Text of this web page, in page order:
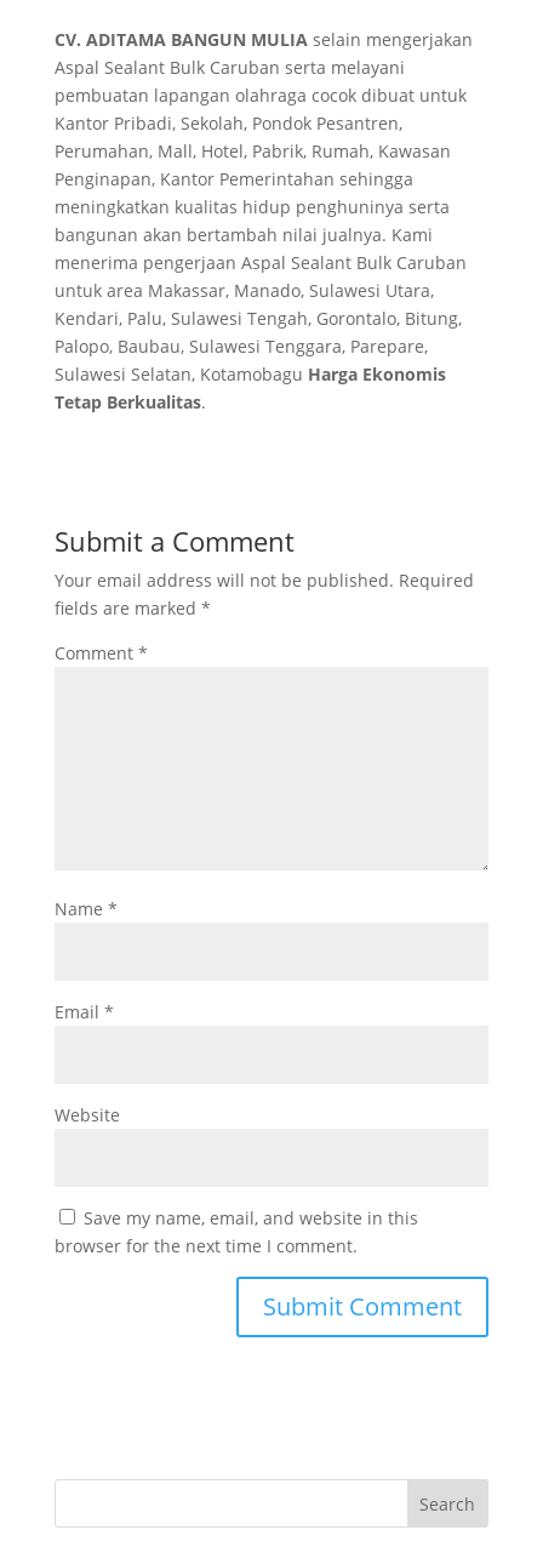
CV. ADITAMA BANGUN MULIAselain mengerjakan
Aspal Sealant Bulk Caruban serta melayani
pembuatan lapangan olahraga cocok dibuat untuk
Kantor Pribadi, Sekolah, Pondok Pesantren,
Perumahan, Mall, Hotel, Pabrik, Rumah, Kawasan
Penginapan, Kantor Pemerintahan sehingga
meningkatkan kualitas hidup penghuninya serta
bangunan akan bertambah nilai jualnya. Kami
menerima pengerjaan Aspal Sealant Bulk Caruban
untuk area Makassar, Manado, Sulawesi Utara,
Kendari, Palu, Sulawesi Tengah, Gorontalo, Bitung,
Palopo, Baubau, Sulawesi Tenggara, Parepare,
Sulawesi Selatan, Kotamobagu Harga Ekonomis
Tetap Berkualitas.
Submit a Comment
Your email address will not be published. Required
fields are marked *
Comment *
Name *
Email *
Website
Save my name, email, and website in this
browser for the next time I comment.
Search